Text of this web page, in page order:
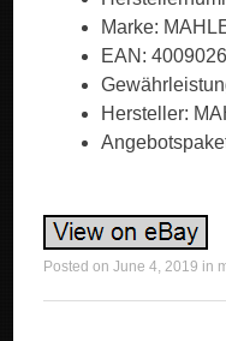
Marke:
EAN:
Hersteller:
Posted onJune 4, 2019 in